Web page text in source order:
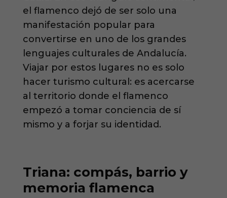
el flamenco dejó de ser solo una
manifestación popular para
convertirse en uno de los grandes
lenguajes culturales de Andalucía.
Viajar por estos lugares no es solo
hacer turismo cultural: es acercarse
al territorio donde el flamenco
empezó a tomar conciencia de sí
mismo y a forjar su identidad.
Triana: compás, barrio y
memoria flamenca